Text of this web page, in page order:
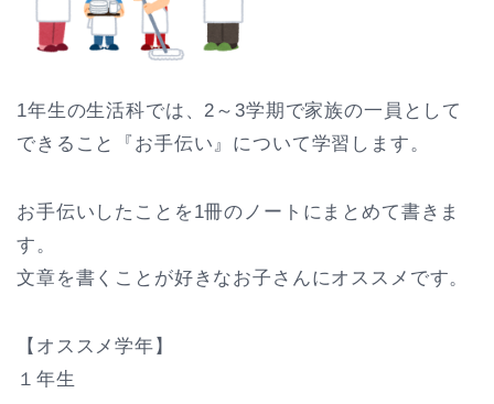
1年生の生活科では、2～3学期で家族の一員として
できること『お手伝い』について学習します。
お手伝いしたことを1冊のノートにまとめて書きま
す。
文章を書くことが好きなお子さんにオススメです。
【オススメ学年】
１年生